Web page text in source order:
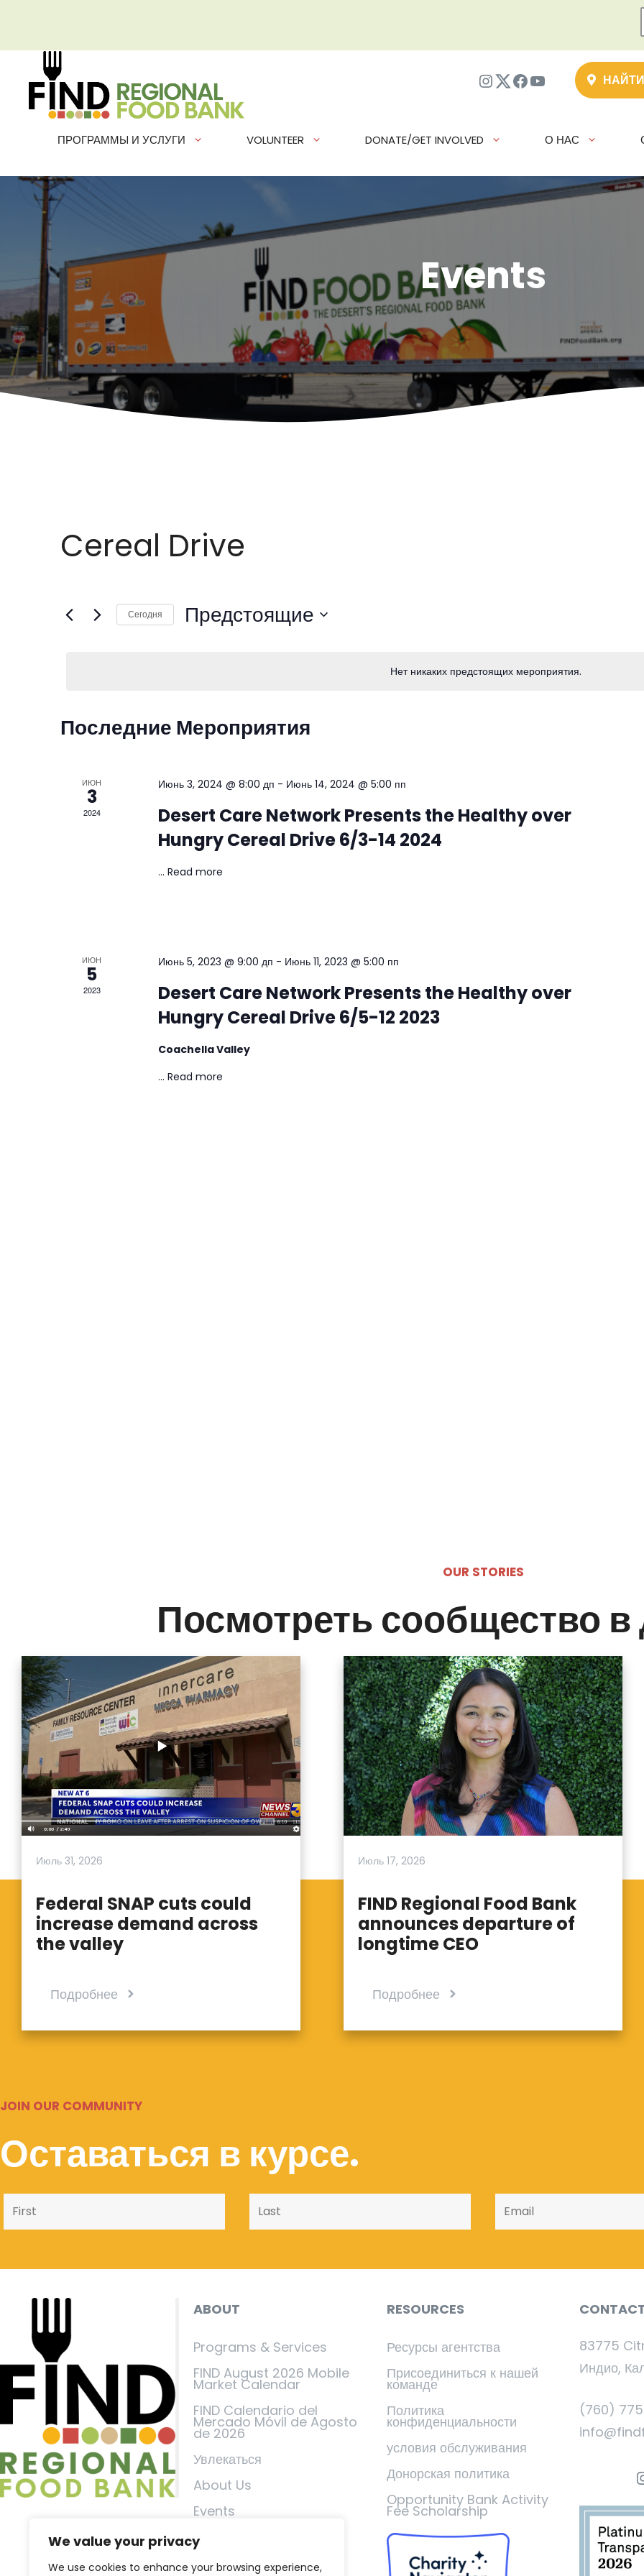
We value your privacy
We use cookies to enhance your browsing experience,
содержимому
Instagram
Twitter
Facebook
YouTube
ПРОГРАММЫ И УСЛУГИ VOLUNTEER DONATE/GET INVOLVED О НАС
Events
Cereal Drive
Нет никаких предстоящих мероприятия.
Сегодня Предстоящие
а
а
т
Последние Мероприятия
ИЮН
3
2024
Июнь 3, 2024 @ 8:00 дп - Июнь 14, 2024 @ 5:00 пп
Desert Care Network Presents the Healthy over
Hungry Cereal Drive 6/3-14 2024
... Read more
ИЮН
5
2023
Июнь 5, 2023 @ 9:00 дп - Июнь 11, 2023 @ 5:00 пп
Desert Care Network Presents the Healthy over
Hungry Cereal Drive 6/5-12 2023
Coachella Valley
... Read more
OUR STORIES
Посмотреть сообщество в
Июль 31, 2026
Federal SNAP cuts could
increase demand across
the valley
Подробнее
Июль 17, 2026
FIND Regional Food Bank
announces departure of
longtime CEO
Подробнее
JOIN OUR COMMUNITY
Оставаться в курсе.
ABOUT
Programs & Services
FIND August 2026 Mobile
Market Calendar
FIND Calendario del
Mercado Móvil de Agosto
de 2026
Увлекаться
About Us
Events
FIND in the News
Связаться с нами
RESOURCES
Ресурсы агентства
Присоединиться к нашей
команде
Политика
конфиденциальности
условия обслуживания
Донорская политика
Opportunity Bank Activity
Fee Scholarship
83775
Индио,
(760)